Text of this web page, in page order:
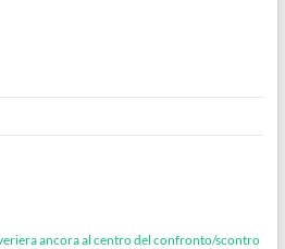
ancora al centro del confronto/scontro